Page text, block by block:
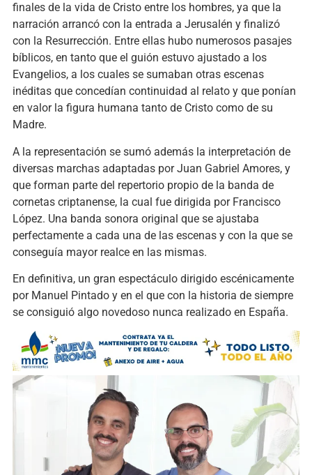
finales de la vida de Cristo entre los hombres, ya que la
narración arrancó con la entrada a Jerusalén y finalizó
con la Resurrección. Entre ellas hubo numerosos pasajes
bíblicos, en tanto que el guión estuvo ajustado a los
Evangelios, a los cuales se sumaban otras escenas
inéditas que concedían continuidad al relato y que ponían
en valor la figura humana tanto de Cristo como de su
Madre.
A la representación se sumó además la interpretación de
diversas marchas adaptadas por Juan Gabriel Amores, y
que forman parte del repertorio propio de la banda de
cornetas criptanense, la cual fue dirigida por Francisco
López. Una banda sonora original que se ajustaba
perfectamente a cada una de las escenas y con la que se
conseguía mayor realce en las mismas.
En definitiva, un gran espectáculo dirigido escénicamente
por Manuel Pintado y en el que con la historia de siempre
se consiguió algo novedoso nunca realizado en España.